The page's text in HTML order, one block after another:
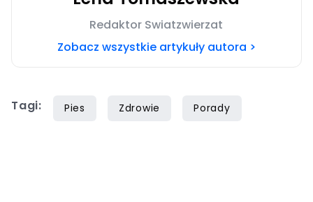
Redaktor Swiatzwierzat
Zobacz wszystkie artykuły autora >
Tagi: Pies Zdrowie Porady